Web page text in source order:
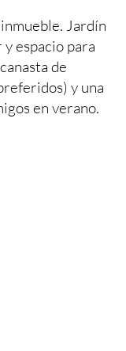
Jardín
espacio para
de
y una
en verano.